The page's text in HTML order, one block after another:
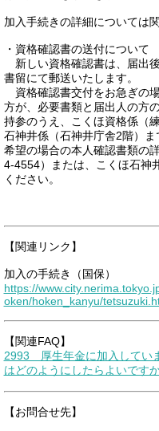
加入手続きの詳細については
・資格確認書の送付について
新しい資格確認書は、届出
書留にて郵送いたします。
資格確認書交付をお急ぎの
方が、必要書類と届出人の方
持参のうえ、こくほ資格係（
石神井係（石神井庁舎2階）
希望の場合の本人確認書類の
4-4554）または、こくほ石神
ください。
【関連リンク】
加入の手続き（国保）
https://
oken/hoken_kanyu/
【関連FAQ】
2993 厚生年金に加入してい
はどのようにしたらよいです
【お問合せ先】